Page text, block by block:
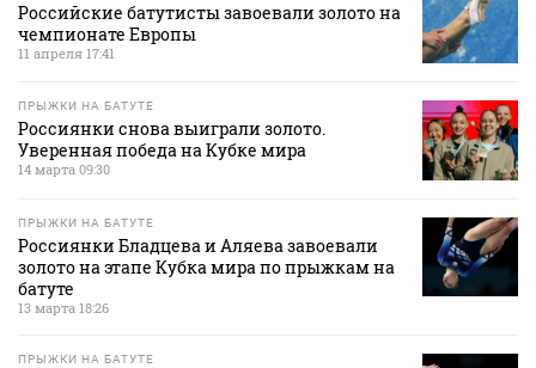
Российские батутисты завоевали золото на
чемпионате Европы
11 апреля 17:41
ПРЫЖКИ НА БАТУТЕ
Россиянки снова выиграли золото.
Уверенная победа на Кубке мира
14 марта 09:30
ПРЫЖКИ НА БАТУТЕ
Россиянки Бладцева и Аляева завоевали
золото на этапе Кубка мира по прыжкам на
батуте
13 марта 18:26
ПРЫЖКИ НА БАТУТЕ